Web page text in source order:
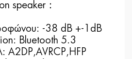
speaker：
-38 dB +-1dB
Bluetooth 5.3
A2DP,AVRCP,HFP